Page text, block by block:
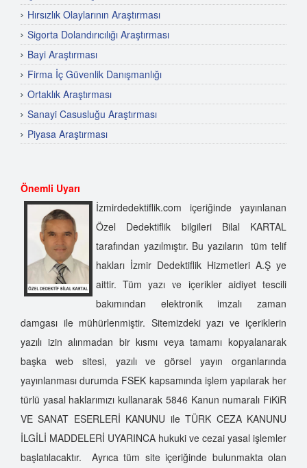
Hırsızlık Olaylarının Araştırması
Sigorta Dolandırıcılığı Araştırması
Bayi Araştırması
Firma İç Güvenlik Danışmanlığı
Ortaklık Araştırması
Sanayi Casusluğu Araştırması
Piyasa Araştırması
Önemli Uyarı
İzmirdedektiflik.com içeriğinde yayınlanan
Özel Dedektiflik bilgileri Bilal KARTAL
tarafından yazılmıştır. Bu yazıların tüm telif
hakları İzmir Dedektiflik Hizmetleri A.Ş ye
aittir. Tüm yazı ve içerikler aidiyet tescili
bakımından elektronik imzalı zaman
damgası ile mühürlenmiştir. Sitemizdeki yazı ve içeriklerin
yazılı izin alınmadan bir kısmı veya tamamı kopyalanarak
başka web sitesi, yazılı ve görsel yayın organlarında
yayınlanması durumda FSEK kapsamında işlem yapılarak her
türlü yasal haklarımızı kullanarak 5846 Kanun numaralı FiKiR
VE SANAT ESERLERİ KANUNU ile TÜRK CEZA KANUNU
İLGİLİ MADDELERİ UYARINCA hukuki ve cezai yasal işlemler
başlatılacaktır. Ayrıca tüm site içeriğinde bulunmakta olan